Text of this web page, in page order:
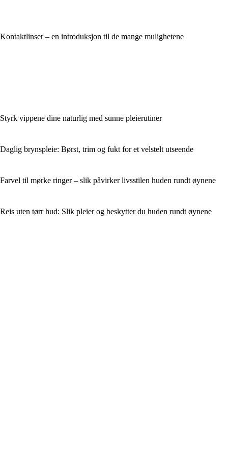
Kontaktlinser – en introduksjon til de mange mulighetene
Styrk vippene dine naturlig med sunne pleierutiner
Daglig brynspleie: Børst, trim og fukt for et velstelt utseende
Farvel til mørke ringer – slik påvirker livsstilen huden rundt øynene
Reis uten tørr hud: Slik pleier og beskytter du huden rundt øynene